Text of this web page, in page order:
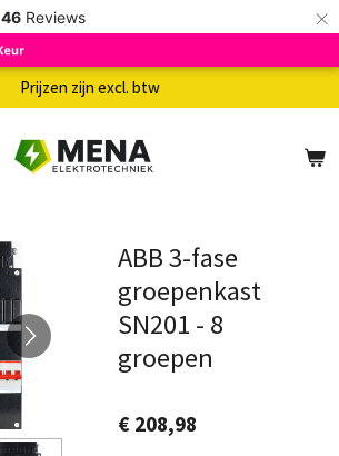
46 Reviews ×
Prijzen zijn excl. btw
ABB 3-fase
groepenkast
SN201 - 8
groepen
€ 208,98